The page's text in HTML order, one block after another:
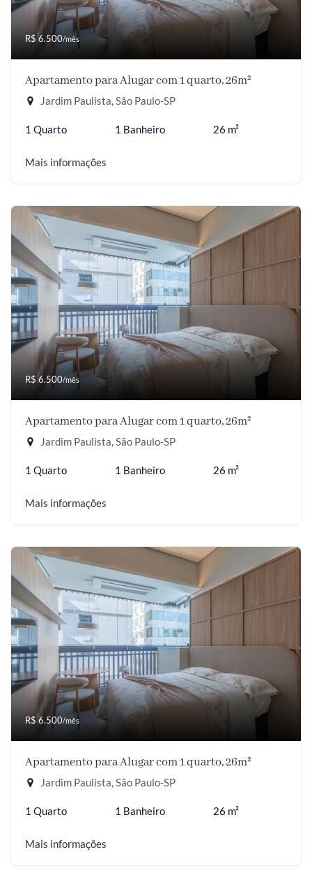
R$ 6.500/mês
Apartamento para Alugar com 1 quarto, 26m²
Jardim Paulista, São Paulo-SP
1 Quarto 1 Banheiro 26 m²
Mais informações
R$ 6.500/mês
Apartamento para Alugar com 1 quarto, 26m²
Jardim Paulista, São Paulo-SP
1 Quarto 1 Banheiro 26 m²
Mais informações
R$ 6.500/mês
Apartamento para Alugar com 1 quarto, 26m²
Jardim Paulista, São Paulo-SP
1 Quarto 1 Banheiro 26 m²
Mais informações